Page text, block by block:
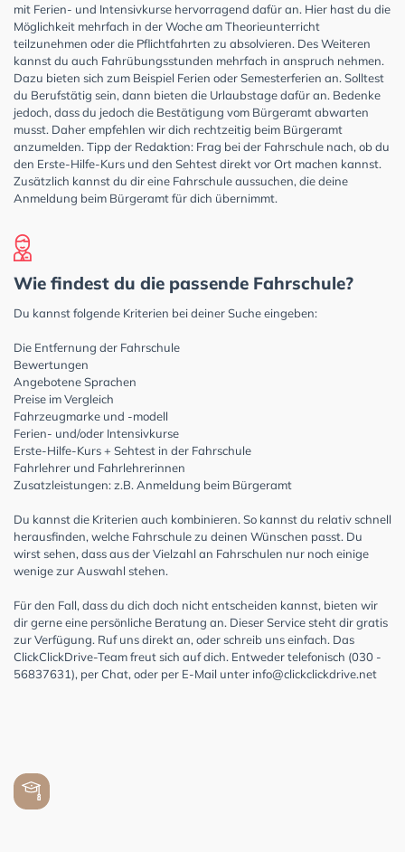
mit Ferien- und Intensivkurse hervorragend dafür an. Hier hast du die
Möglichkeit mehrfach in der Woche am Theorieunterricht
teilzunehmen oder die Pflichtfahrten zu absolvieren. Des Weiteren
kannst du auch Fahrübungsstunden mehrfach in anspruch nehmen.
Dazu bieten sich zum Beispiel Ferien oder Semesterferien an. Solltest
du Berufstätig sein, dann bieten die Urlaubstage dafür an. Bedenke
jedoch, dass du jedoch die Bestätigung vom Bürgeramt abwarten
musst. Daher empfehlen wir dich rechtzeitig beim Bürgeramt
anzumelden. Tipp der Redaktion: Frag bei der Fahrschule nach, ob du
den Erste-Hilfe-Kurs und den Sehtest direkt vor Ort machen kannst.
Zusätzlich kannst du dir eine Fahrschule aussuchen, die deine
Anmeldung beim Bürgeramt für dich übernimmt.
Wie findest du die passende Fahrschule?
Du kannst folgende Kriterien bei deiner Suche eingeben:
Die Entfernung der Fahrschule
Bewertungen
Angebotene Sprachen
Preise im Vergleich
Fahrzeugmarke und -modell
Ferien- und/oder Intensivkurse
Erste-Hilfe-Kurs + Sehtest in der Fahrschule
Fahrlehrer und Fahrlehrerinnen
Zusatzleistungen: z.B. Anmeldung beim Bürgeramt
Du kannst die Kriterien auch kombinieren. So kannst du relativ schnell
herausfinden, welche Fahrschule zu deinen Wünschen passt. Du
wirst sehen, dass aus der Vielzahl an Fahrschulen nur noch einige
wenige zur Auswahl stehen.
Für den Fall, dass du dich doch nicht entscheiden kannst, bieten wir
dir gerne eine persönliche Beratung an. Dieser Service steht dir gratis
zur Verfügung. Ruf uns direkt an, oder schreib uns einfach. Das
ClickClickDrive-Team freut sich auf dich. Entweder telefonisch (030 -
56837631), per Chat, oder per E-Mail unter info@clickclickdrive.net